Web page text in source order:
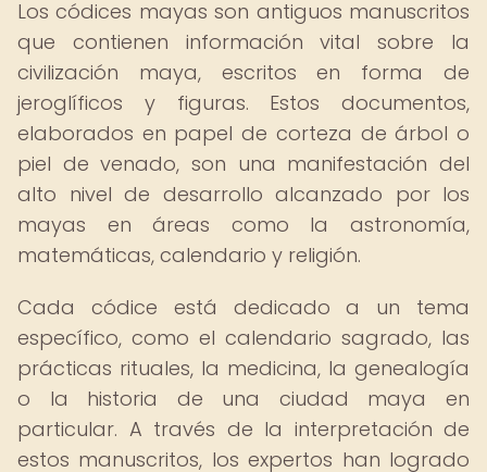
Los códices mayas son antiguos manuscritos
que contienen información vital sobre la
civilización maya, escritos en forma de
jeroglíficos y figuras. Estos documentos,
elaborados en papel de corteza de árbol o
piel de venado, son una manifestación del
alto nivel de desarrollo alcanzado por los
mayas en áreas como la astronomía,
matemáticas, calendario y religión.
Cada códice está dedicado a un tema
específico, como el calendario sagrado, las
prácticas rituales, la medicina, la genealogía
o la historia de una ciudad maya en
particular. A través de la interpretación de
estos manuscritos, los expertos han logrado